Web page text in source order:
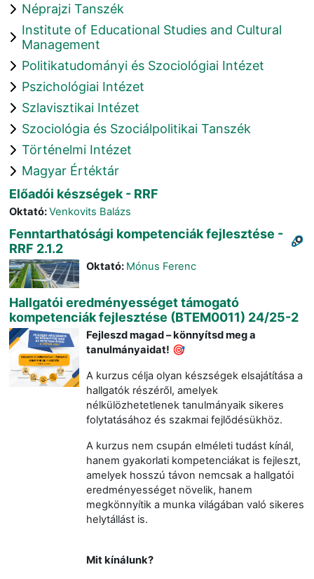
Néprajzi Tanszék
Institute of Educational Studies and Cultural
Management
Politikatudományi és Szociológiai Intézet
Pszichológiai Intézet
Szlavisztikai Intézet
Szociológia és Szociálpolitikai Tanszék
Történelmi Intézet
Magyar Értéktár
Előadói készségek - RRF
Oktató:Venkovits Balázs
Fenntarthatósági kompetenciák fejlesztése -
RRF 2.1.2
Oktató: Mónus Ferenc
Hallgatói eredményességet támogató
kompetenciák fejlesztése (BTEM0011) 24/25-2
Fejleszd magad –könnyítsdmeg a
tanulmányaidat! 🎯
A kurzus célja olyan készségek elsajátítása a
hallgatók részéről, amelyek
nélkülözhetetlenek tanulmányaik sikeres
folytatásához és szakmai fejlődésükhöz.
A kurzus nem csupán elméleti tudást kínál,
hanem gyakorlati kompetenciákat is fejleszt,
amelyek hosszú távon nemcsak a hallgatói
eredményességet növelik, hanem
megkönnyítik a munka világában való sikeres
helytállást is.
Mit kínálunk?